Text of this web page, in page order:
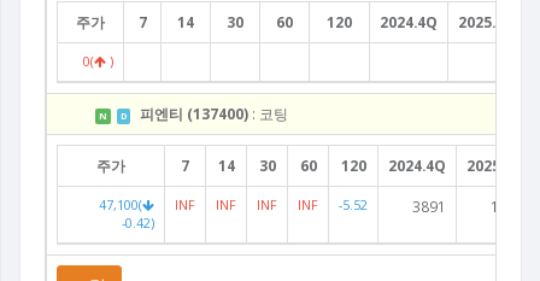
주가 7 14 30 60 120 2024.4Q 2025.1Q
0( )
N D 피엔티 (137400) : 코팅
주가 7 14 30 60 120 2024.4Q 2025.1Q
47,100(
-0.42)
INF INF INF INF -5.52 3891 1518